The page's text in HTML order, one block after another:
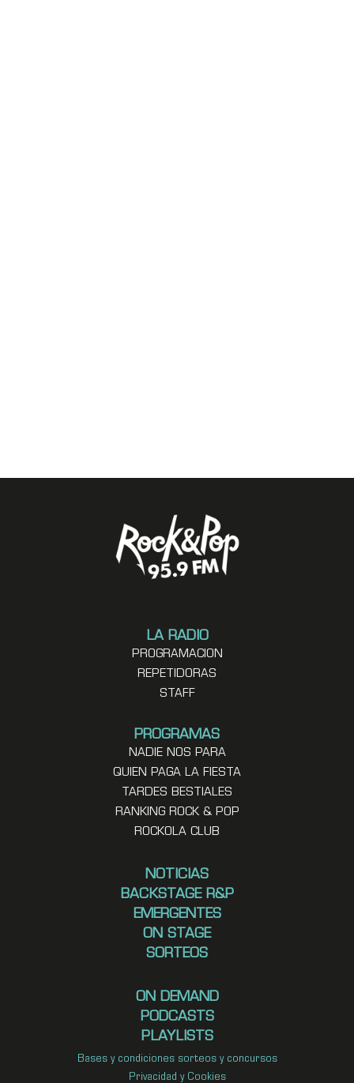
LA RADIO
PROGRAMACION
REPETIDORAS
STAFF
PROGRAMAS
NADIE NOS PARA
QUIEN PAGA LA FIESTA
TARDES BESTIALES
RANKING ROCK & POP
ROCKOLA CLUB
NOTICIAS
BACKSTAGE R&P
EMERGENTES
ON STAGE
SORTEOS
ON DEMAND
PODCASTS
PLAYLISTS
Bases y condiciones sorteos y concursos
Privacidad y Cookies